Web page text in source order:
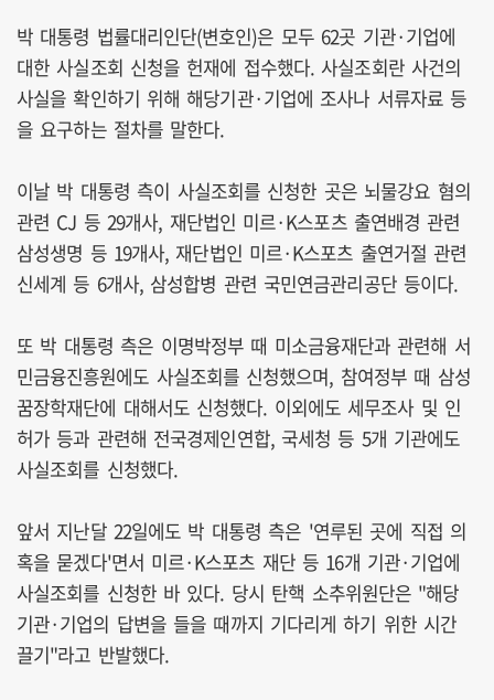
박 대통령 법률대리인단(변호인)은 모두 62곳 기관·기업에
대한 사실조회 신청을 헌재에 접수했다. 사실조회란 사건의
사실을 확인하기 위해 해당기관·기업에 조사나 서류자료 등
을 요구하는 절차를 말한다.
이날 박 대통령 측이 사실조회를 신청한 곳은 뇌물강요 혐의
관련 CJ 등 29개사, 재단법인 미르·K스포츠 출연배경 관련
삼성생명 등 19개사, 재단법인 미르·K스포츠 출연거절 관련
신세계 등 6개사, 삼성합병 관련 국민연금관리공단 등이다.
또 박 대통령 측은 이명박정부 때 미소금융재단과 관련해 서
민금융진흥원에도 사실조회를 신청했으며, 참여정부 때 삼성
꿈장학재단에 대해서도 신청했다. 이외에도 세무조사 및 인
허가 등과 관련해 전국경제인연합, 국세청 등 5개 기관에도
사실조회를 신청했다.
앞서 지난달 22일에도 박 대통령 측은 '연루된 곳에 직접 의
혹을 묻겠다'면서 미르·K스포츠 재단 등 16개 기관·기업에
사실조회를 신청한 바 있다. 당시 탄핵 소추위원단은 "해당
기관·기업의 답변을 들을 때까지 기다리게 하기 위한 시간
끌기"라고 반발했다.